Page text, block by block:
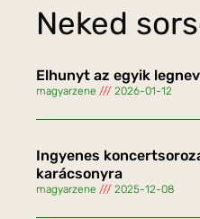
Neked
Elhunyt az egyik
magyarzene 2026-01-12
Ingyenes
karácsonyra
magyarzene 2025-12-08